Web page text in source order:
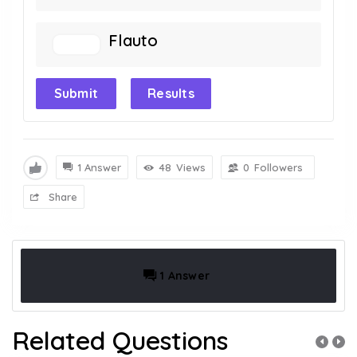
Flauto
Submit Results
1 Answer 48 Views 0 Followers
Share
1 Answer
Related Questions